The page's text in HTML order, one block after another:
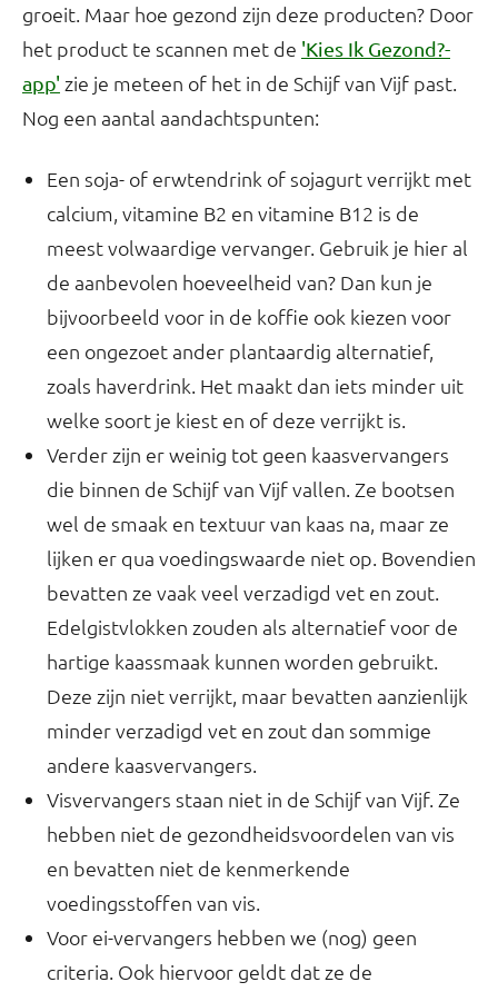
groeit. Maar hoe gezond zijn deze producten? Door
het product te scannen met de 'Kies Ik Gezond?-
app' zie je meteen of het in de Schijf van Vijf past.
Nog een aantal aandachtspunten:
Een soja- of erwtendrink of sojagurt verrijkt met
calcium, vitamine B2 en vitamine B12 is de
meest volwaardige vervanger. Gebruik je hier al
de aanbevolen hoeveelheid van? Dan kun je
bijvoorbeeld voor in de koffie ook kiezen voor
een ongezoet ander plantaardig alternatief,
zoals haverdrink. Het maakt dan iets minder uit
welke soort je kiest en of deze verrijkt is.
Verder zijn er weinig tot geen kaasvervangers
die binnen de Schijf van Vijf vallen. Ze bootsen
wel de smaak en textuur van kaas na, maar ze
lijken er qua voedingswaarde niet op. Bovendien
bevatten ze vaak veel verzadigd vet en zout.
Edelgistvlokken zouden als alternatief voor de
hartige kaassmaak kunnen worden gebruikt.
Deze zijn niet verrijkt, maar bevatten aanzienlijk
minder verzadigd vet en zout dan sommige
andere kaasvervangers.
Visvervangers staan niet in de Schijf van Vijf. Ze
hebben niet de gezondheidsvoordelen van vis
en bevatten niet de kenmerkende
voedingsstoffen van vis.
Voor ei-vervangers hebben we (nog) geen
criteria. Ook hiervoor geldt dat ze de